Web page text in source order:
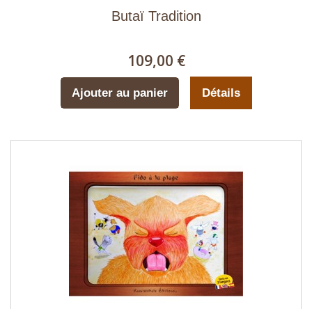
Butaï Tradition
109,00 €
Ajouter au panier Détails